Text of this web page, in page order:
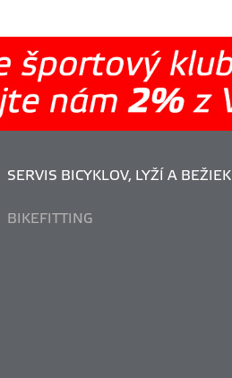
SERVIS BICYKLOV, LYŽÍ A BEŽIEK
BIKEFITTING